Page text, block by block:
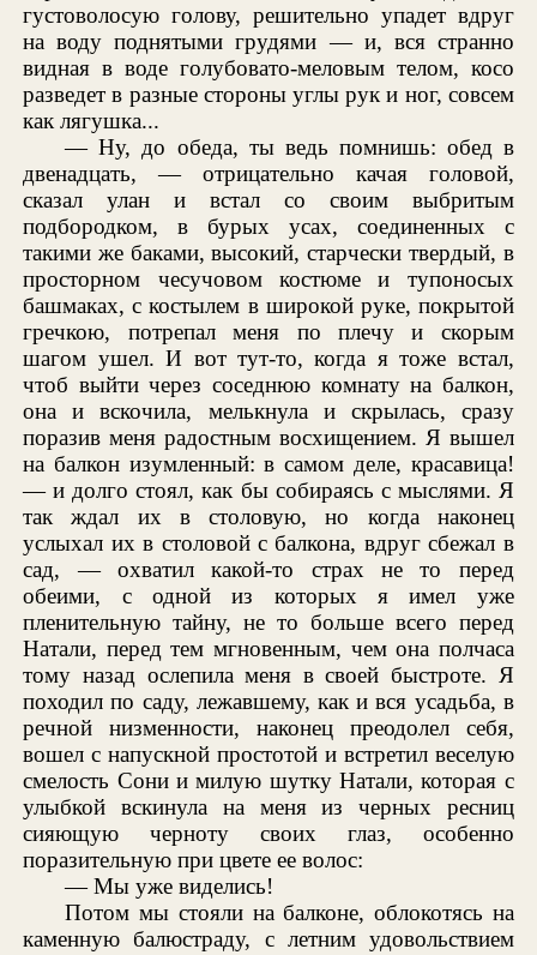
густоволосую голову, решительно упадет вдруг
на воду поднятыми грудями — и, вся странно
видная в воде голубовато-меловым телом, косо
разведет в разные стороны углы рук и ног, совсем
как лягушка...
— Ну, до обеда, ты ведь помнишь: обед в
двенадцать, — отрицательно качая головой,
сказал улан и встал со своим выбритым
подбородком, в бурых усах, соединенных с
такими же баками, высокий, старчески твердый, в
просторном чесучовом костюме и тупоносых
башмаках, с костылем в широкой руке, покрытой
гречкою, потрепал меня по плечу и скорым
шагом ушел. И вот тут-то, когда я тоже встал,
чтоб выйти через соседнюю комнату на балкон,
она и вскочила, мелькнула и скрылась, сразу
поразив меня радостным восхищением. Я вышел
на балкон изумленный: в самом деле, красавица!
— и долго стоял, как бы собираясь с мыслями. Я
так ждал их в столовую, но когда наконец
услыхал их в столовой с балкона, вдруг сбежал в
сад, — охватил какой-то страх не то перед
обеими, с одной из которых я имел уже
пленительную тайну, не то больше всего перед
Натали, перед тем мгновенным, чем она полчаса
тому назад ослепила меня в своей быстроте. Я
походил по саду, лежавшему, как и вся усадьба, в
речной низменности, наконец преодолел себя,
вошел с напускной простотой и встретил веселую
смелость Сони и милую шутку Натали, которая с
улыбкой вскинула на меня из черных ресниц
сияющую черноту своих глаз, особенно
поразительную при цвете ее волос:
— Мы уже виделись!
Потом мы стояли на балконе, облокотясь на
каменную балюстраду, с летним удовольствием